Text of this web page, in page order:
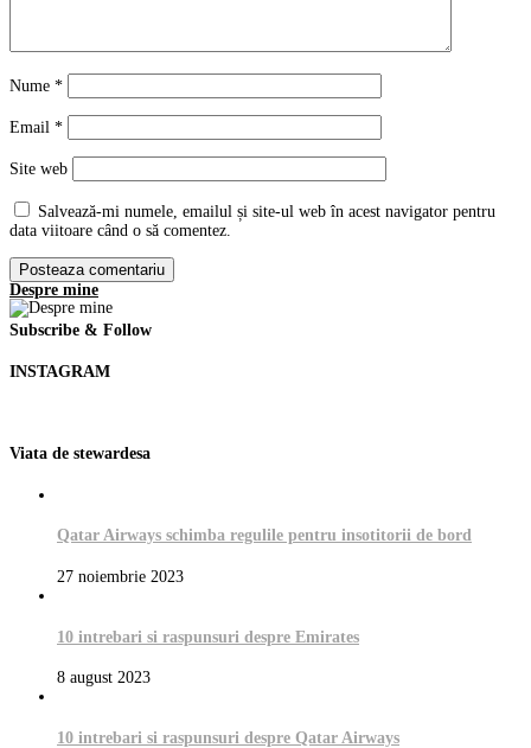
Nume *
Email *
Site web
Salvează-mi numele, emailul și site-ul web în acest navigator pentru
data viitoare când o să comentez.
Despre mine
Subscribe & Follow
INSTAGRAM
Viata de stewardesa
Qatar Airways schimba regulile pentru insotitorii de bord
27 noiembrie 2023
10 intrebari si raspunsuri despre Emirates
8 august 2023
10 intrebari si raspunsuri despre Qatar Airways